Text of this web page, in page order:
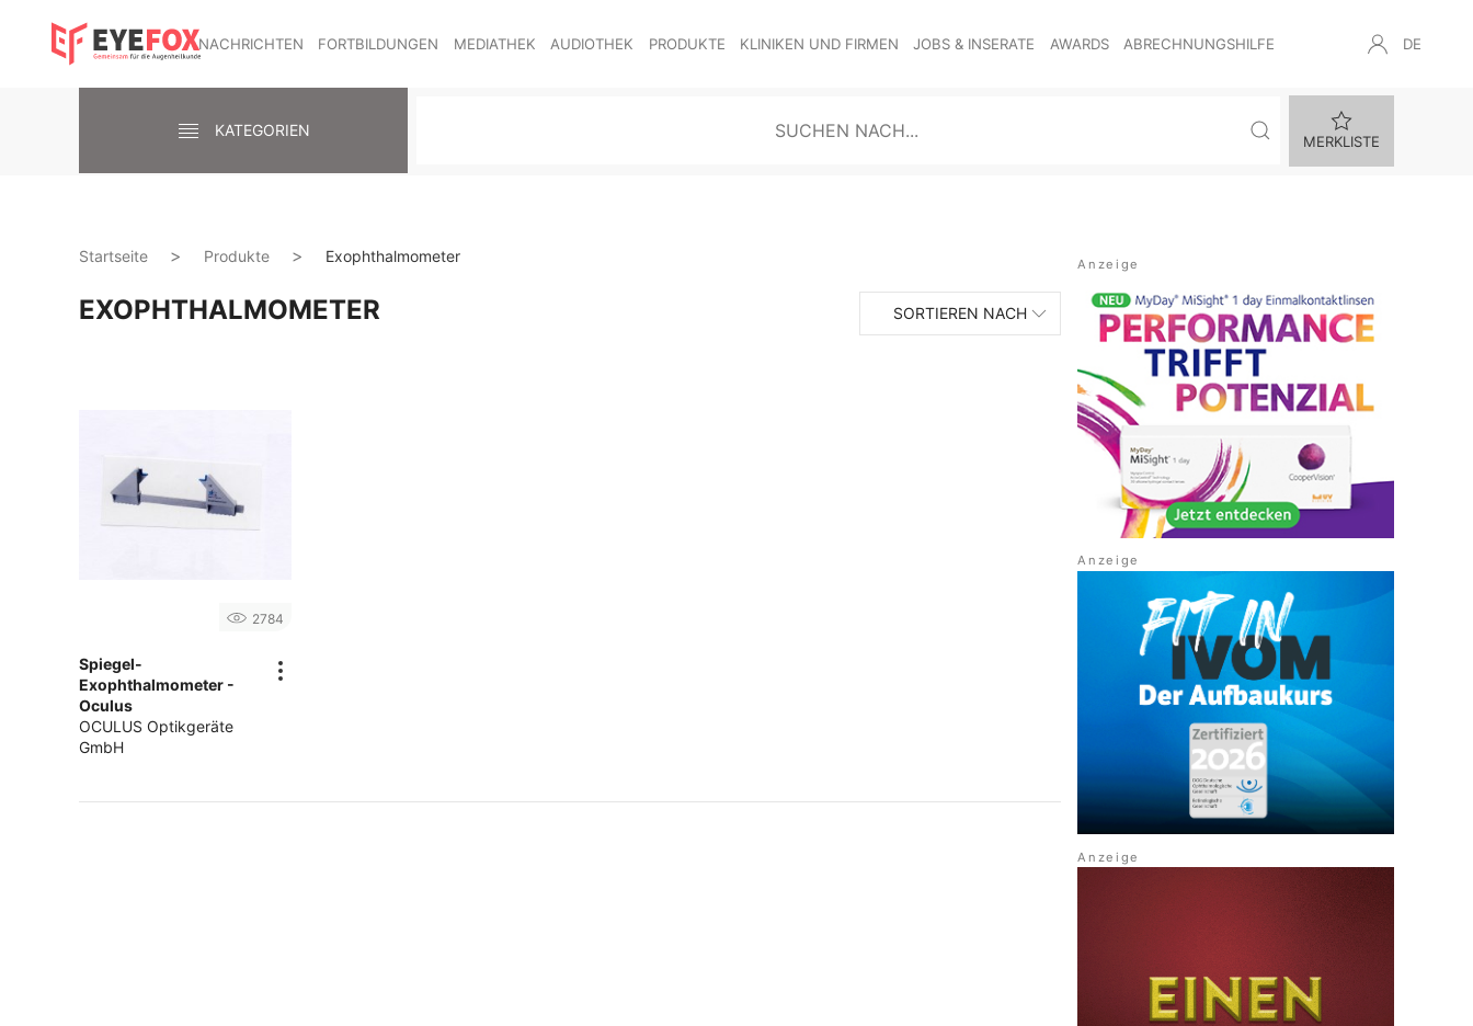
NACHRICHTEN FORTBILDUNGEN MEDIATHEK AUDIOTHEK PRODUKTE KLINIKEN UND FIRMEN JOBS & INSERATE AWARDS ABRECHNUNGSHILFE DE
KATEGORIEN
MERKLISTE
Startseite Produkte Exophthalmometer
EXOPHTHALMOMETER SORTIEREN NACH
2784
Spiegel-
Exophthalmometer -
Oculus
OCULUS Optikgeräte
GmbH